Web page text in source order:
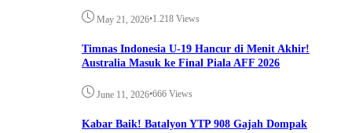
May 21, 2026•1.218 Views
Timnas Indonesia U-19 Hancur di Menit Akhir!
Australia Masuk ke Final Piala AFF 2026
June 11, 2026•666 Views
Kabar Baik! Batalyon YTP 908 Gajah Dompak